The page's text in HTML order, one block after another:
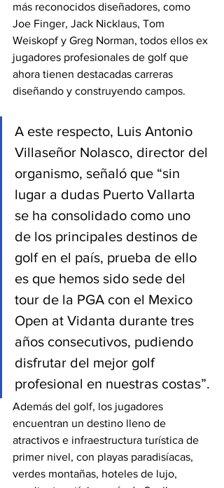
más reconocidos diseñadores, como
Joe Finger, Jack Nicklaus, Tom
Weiskopf y Greg Norman, todos ellos ex
jugadores profesionales de golf que
ahora tienen destacadas carreras
diseñando y construyendo campos.
A este respecto, Luis Antonio
Villaseñor Nolasco, director del
organismo, señaló que “sin
lugar a dudas Puerto Vallarta
se ha consolidado como uno
de los principales destinos de
golf en el país, prueba de ello
es que hemos sido sede del
tour de la PGA con el Mexico
Open at Vidanta durante tres
años consecutivos, pudiendo
disfrutar del mejor golf
profesional en nuestras costas”.
Además del golf, los jugadores
encuentran un destino lleno de
atractivos e infraestructura turística de
primer nivel, con playas paradisíacas,
verdes montañas, hoteles de lujo,